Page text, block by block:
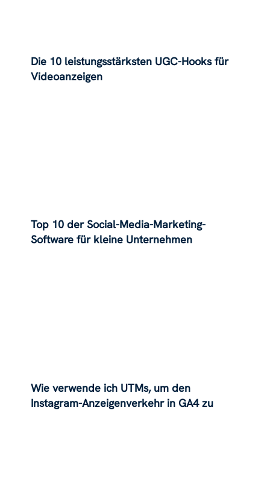
Die 10 leistungsstärksten UGC-Hooks für
Videoanzeigen
Top 10 der Social-Media-Marketing-
Software für kleine Unternehmen
Wie verwende ich UTMs, um den
Instagram-Anzeigenverkehr in GA4 zu